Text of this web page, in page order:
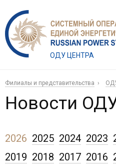
ОДУ ЦЕНТРА
Филиалы и представительства
Новости
2026 2025 2024 2023
2019 2018 2017 2016